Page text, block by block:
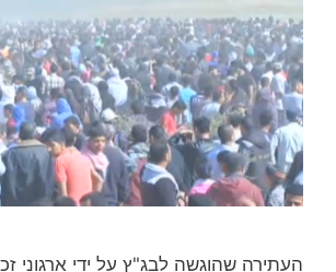
העתירה שהוגשה לבג"ץ על ידי ארגוני